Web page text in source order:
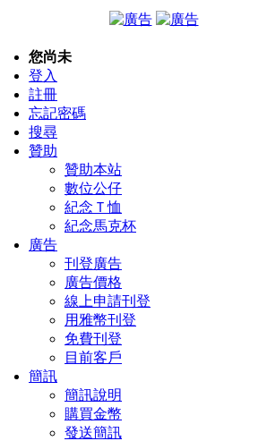
您尚未
登入
註冊
忘記密碼
搜尋
贊助
贊助本站
數位公仔
紀念Ｔ恤
紀念馬克杯
廣告
刊登廣告
廣告價格
線上申請刊登
用雅幣刊登
免費刊登
目前客戶
簡訊
簡訊說明
購買金幣
發送簡訊